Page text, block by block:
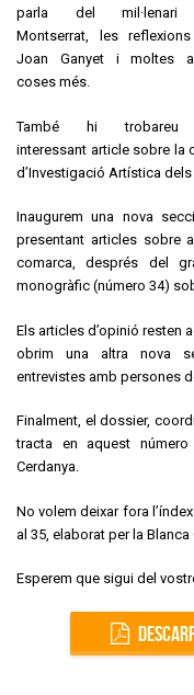
parla del
Montserrat, les
Joan Ganyet i moltes
coses més.
També hi trobareu
interessant article sobre la
d’Investigació Artística dels
Inaugurem una nova
presentant articles sobre
comarca, després del
monogràfic (número 34)
Els articles d’opinió resten
obrim una altra nova
entrevistes amb persones
Finalment, el dossier,
tracta en aquest
Cerdanya.
No volem deixar fora
al 35, elaborat per la Blanca
Esperem que sigui del